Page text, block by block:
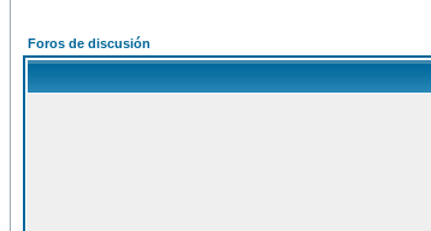
Foros de discusión